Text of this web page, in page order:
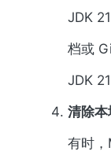
JDK
档或
JDK
清除
有时